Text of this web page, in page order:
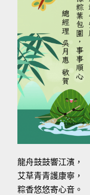
龍舟鼓鼓響江濱，
艾草青青護康寧，
粽香悠悠寄心音。